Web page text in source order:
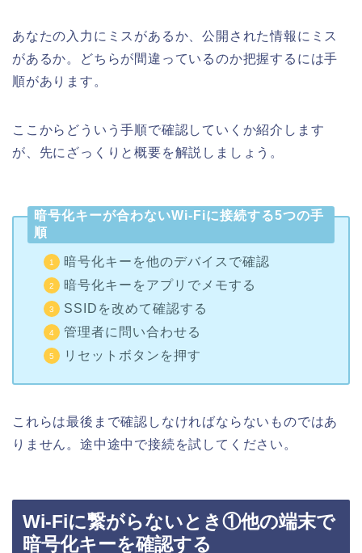
あなたの入力にミスがあるか、公開された情報にミス
があるか。どちらが間違っているのか把握するには手
順があります。
ここからどういう手順で確認していくか紹介します
が、先にざっくりと概要を解説しましょう。
暗号化キーが合わないWi-Fiに接続する5つの手
順
暗号化キーを他のデバイスで確認
暗号化キーをアプリでメモする
SSIDを改めて確認する
管理者に問い合わせる
リセットボタンを押す
これらは最後まで確認しなければならないものではあ
りません。途中途中で接続を試してください。
Wi-Fiに繋がらないとき①他の端末で
暗号化キーを確認する